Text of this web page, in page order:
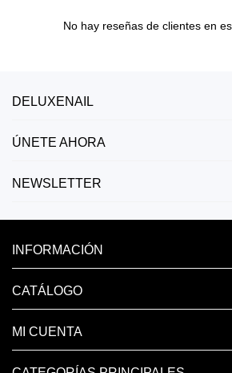
No hay reseñas de clientes en
DELUXENAIL
ÚNETE AHORA
NEWSLETTER
INFORMACIÓN
CATÁLOGO
MI CUENTA